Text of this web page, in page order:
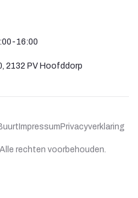
16:00
2132 PV Hoofddorp
rechten voorbehouden.
ImpressumPrivacyverklaring